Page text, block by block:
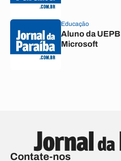
Educação
Aluno da
Microsoft
Contate-nos